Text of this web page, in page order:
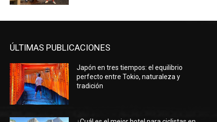
ÚLTIMAS PUBLICACIONES
Japón en tres tiempos: el equilibrio
perfecto entre Tokio, naturaleza y
tradición